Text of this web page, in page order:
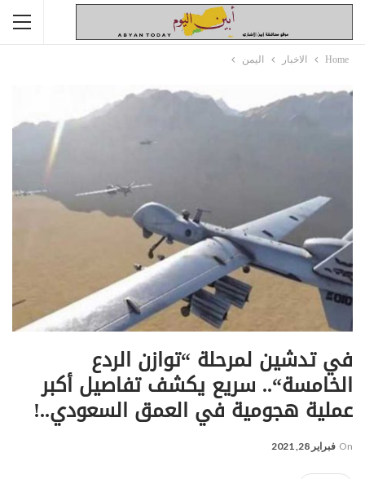
Home الاخبار اليمن
في تدشين لمرحلة “توازن الردع
الخامسة“.. سريع يكشف تفاصيل أكبر
عملية هجومية في العمق السعودي..!
On فبراير 28, 2021